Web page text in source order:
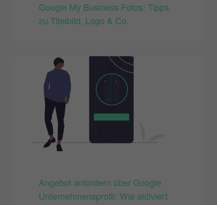
Google My Business Fotos: Tipps
zu Titelbild, Logo & Co.
Angebot anfordern über Google
Unternehmensprofil: Wie aktiviert